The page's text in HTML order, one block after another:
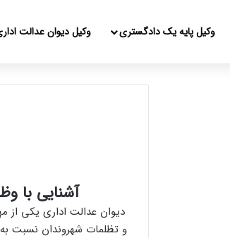
وکیل پایه یک دادگستری وکیل دیوان عدالت
آشنایی با
دیوان عدالت اداری یکی از